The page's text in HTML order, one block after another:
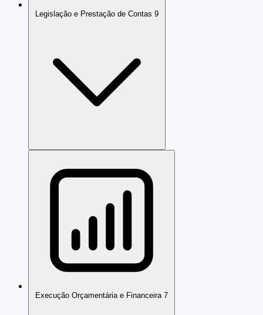
Legislação e Prestação de Contas 9
Execução Orçamentária e Financeira 7